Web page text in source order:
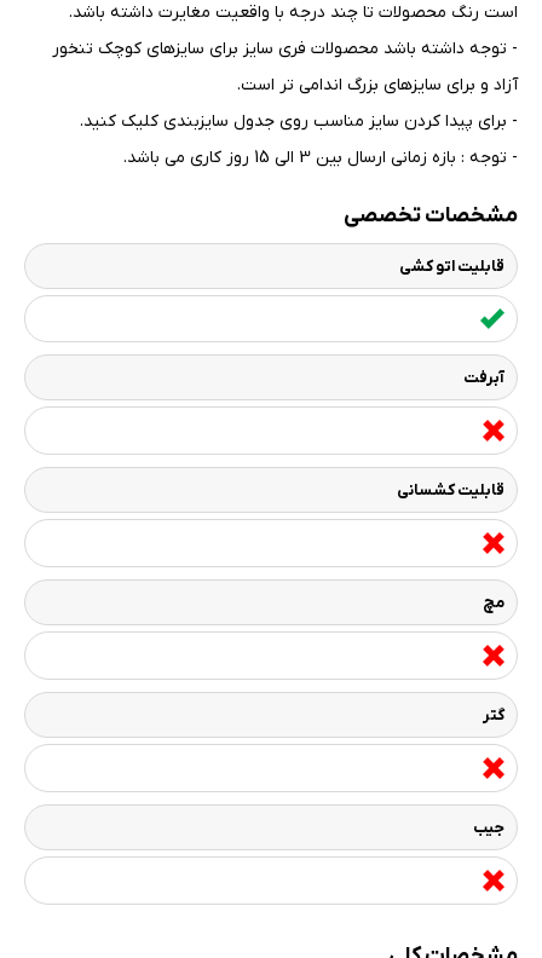
است رنگ محصولات تا چند درجه با واقعیت مغایرت داشته باشد.
- توجه داشته باشد محصولات فری سایز برای سایزهای کوچک تنخور
آزاد و برای سایزهای بزرگ اندامی تر است.
- برای پیدا کردن سایز مناسب روی جدول سایزبندی کلیک کنید.
- توجه : بازه زمانی ارسال بین 3 الی 15 روز کاری می باشد.
مشخصات تخصصی
قابلیت اتو کشی
آبرفت
قابلیت کشسانی
مچ
گتر
جیب